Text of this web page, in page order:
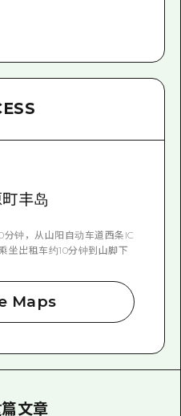
丰岛
钟，从山阳自动车道西条IC
坐出租车约10分钟到山脚下
Maps
文章